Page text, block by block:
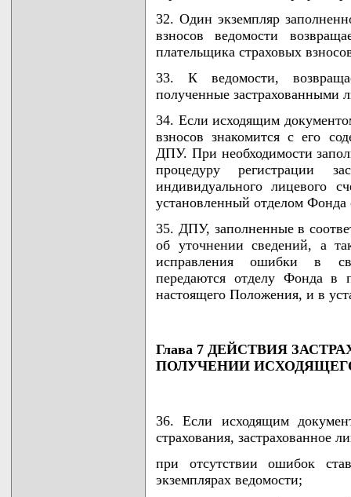
32. Один экземпляр
взносов ведомости
плательщика страховых
33. К ведомости,
полученные застрахованными
34. Если исходящим
взносов знакомится с его
ДПУ. При необходимости
процедуру регистрации
индивидуального лицевого
установленный отделом Фонда
35. ДПУ, заполненные в
об уточнении сведений, а
исправления ошибки в
передаются отделу Фонда в
настоящего Положения, и в
Глава 7 ДЕЙСТВИЯ
ПОЛУЧЕНИИ
36. Если исходящим
страхования, застрахованное
при отсутствии ошибок
экземплярах ведомости;